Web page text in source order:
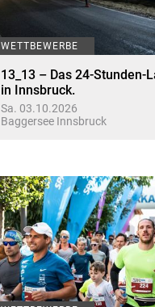
WETTBEWERBE
13_13 – Das 24-Stunden-
in Innsbruck.
Sa. 03.10.2026
Baggersee Innsbruck